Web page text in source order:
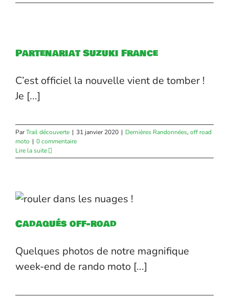
Partenariat Suzuki France
C’est officiel la nouvelle vient de tomber !
Je [...]
ParTrail découverte | 31 janvier 2020 | Dernières Randonnées, off road
moto | 0 commentaire
Lire la suite
Cadaqués off-road
Quelques photos de notre magnifique
week-end de rando moto [...]